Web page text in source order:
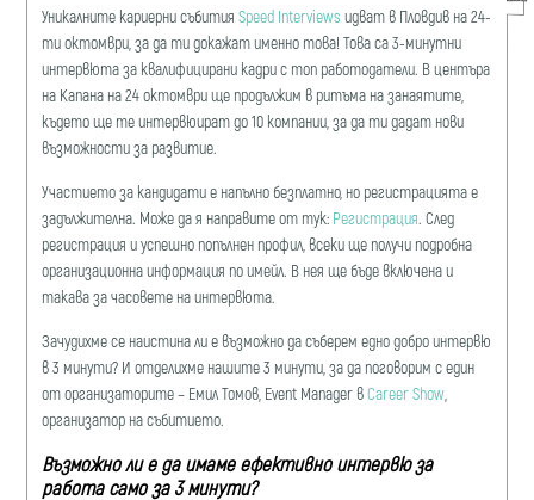
Уникалните кариерни събитияSpeed Interviews идват в Пловдив на 24-
ти октомври, за да ти докажат именно това! Това са 3-минутни
интервюта за квалифицирани кадри с топ работодатели. В центъра
на Капана на 24 октомври ще продължим в ритъма на занаятите,
където ще те интервюират до 10 компании, за да ти дадат нови
възможности за развитие.
Участието за кандидати е напълно безплатно, но регистрацията е
задължителна. Може да я направите от тук: Регистрация. След
регистрация и успешно попълнен профил, всеки ще получи подробна
организационна информация по имейл. В нея ще бъде включена и
такава за часовете на интервюта.
Зачудихме се наистина ли е възможно да съберем едно добро интервю
в 3 минути? И отделихме нашите 3 минути, за да поговорим с един
от организаторите – Емил Томов, Event Manager вCareer Show
организатор на събитието.
Възможно ли е да имаме ефективно интервю за
работа само за 3 минути?